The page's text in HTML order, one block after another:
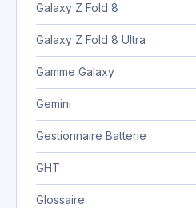
Galaxy Z Fold 8
Galaxy Z Fold 8 Ultra
Gamme Galaxy
Gemini
Gestionnaire Batterie
GHT
Glossaire